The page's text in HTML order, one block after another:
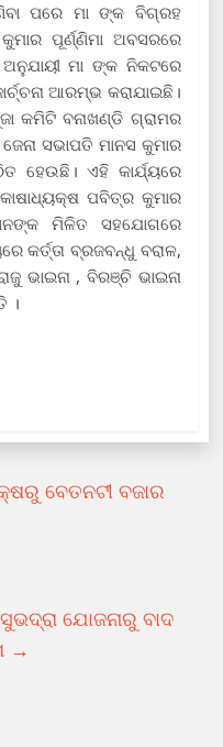
ପରେ ମା ଙ୍କ ବିଗ୍ରହ
ପୂର୍ଣ୍ଣିମା ଅବସରରେ
ଅନୁଯାୟୀ ମା ଙ୍କ ନିକଟରେ
ଆରମ୍ଭ କରାଯାଇଛି।
କମିଟି ବନାଖଣ୍ଡି ଗ୍ରାମର
ସଭାପତି ମାନସ କୁମାର
ହେଉଛି। ଏହି କାର୍ଯ୍ୟରେ
ପବିତ୍ର କୁମାର
ମିଳିତ ସହଯୋଗରେ
କର୍ତ୍ତା ବ୍ରଜବନ୍ଧୁ ବରାଳ,
ଭାଇନା , ବିରଞ୍ଚି ଭାଇନା
।
ବେତନଟୀ ବଜାର
ଯୋଜନାରୁ ବାଦ
→